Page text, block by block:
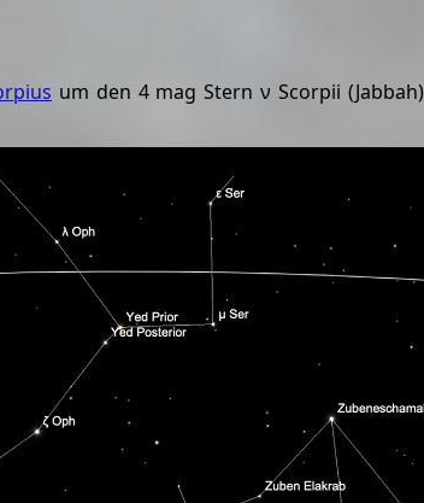
um den 4 mag Stern ν Scorpii